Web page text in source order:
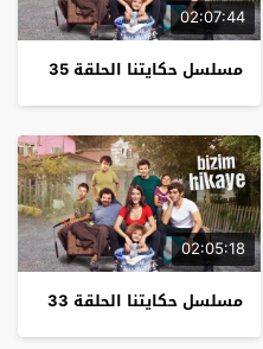
02:07:44
مسلسل حكايتنا الحلقة 35
02:05:18
مسلسل حكايتنا الحلقة 33